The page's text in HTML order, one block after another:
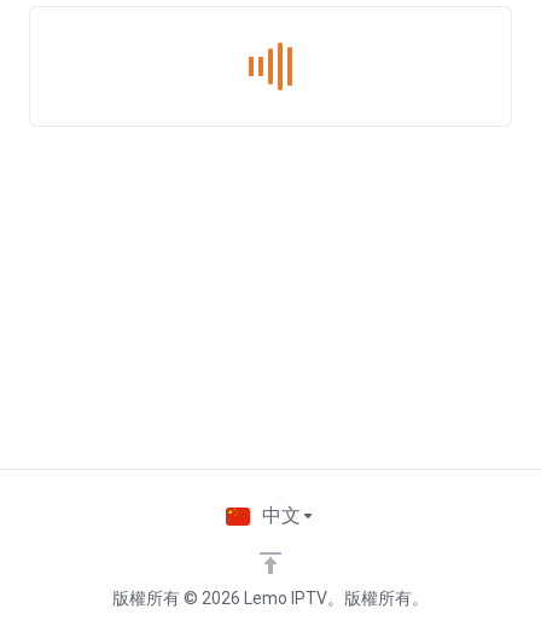
版權所有 © 2026 Lemo IPTV。版權所有。
中文